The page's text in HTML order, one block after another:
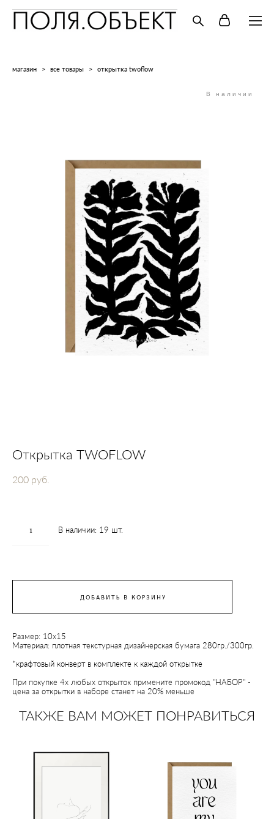
магазин > все товары > открытка twoflow
В наличии
Открытка TWOFLOW
200 pуб.
В наличии: 19 шт.
ДОБАВИТЬ В КОРЗИНУ
Размер: 10х15
Материал: плотная текстурная дизайнерская бумага 280гр./300гр.
*крафтовый конверт в комплекте к каждой открытке
При покупке 4х любых открыток примените промокод "НАБОР" -
цена за открытки в наборе станет на 20% меньше
ТАКЖЕ ВАМ МОЖЕТ ПОНРАВИТЬСЯ